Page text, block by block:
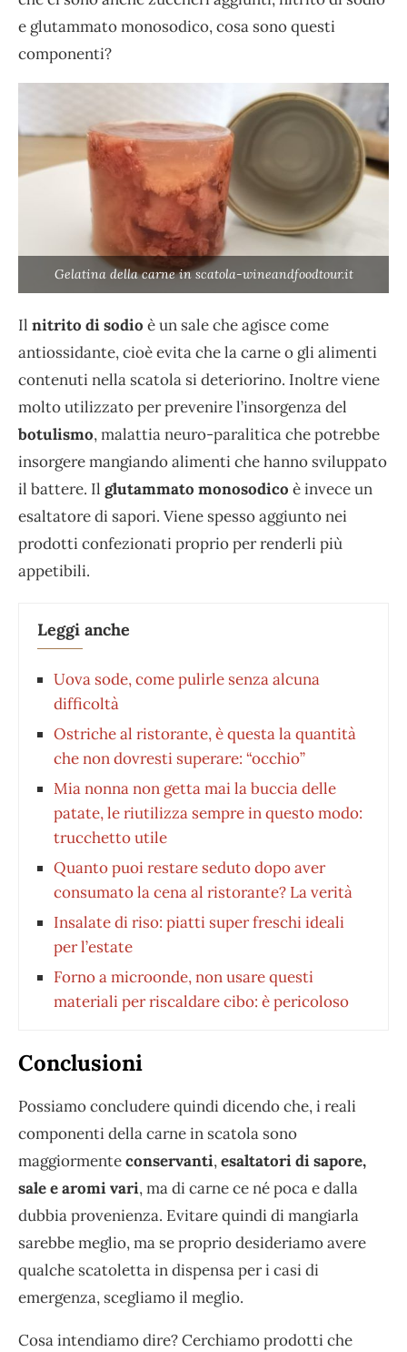
e glutammato monosodico, cosa sono questi
componenti?
Gelatina della carne in scatola-wineandfoodtour.it
Il nitrito di sodio è un sale che agisce come
antiossidante, cioè evita che la carne o gli alimenti
contenuti nella scatola si deteriorino. Inoltre viene
molto utilizzato per prevenire l’insorgenza del
botulismo, malattia neuro-paralitica che potrebbe
insorgere mangiando alimenti che hanno sviluppato
il battere. Il glutammato monosodico è invece un
esaltatore di sapori. Viene spesso aggiunto nei
prodotti confezionati proprio per renderli più
appetibili.
Leggi anche
Uova sode, come pulirle senza alcuna
difficoltà
Ostriche al ristorante, è questa la quantità
che non dovresti superare: “occhio”
Mia nonna non getta mai la buccia delle
patate, le riutilizza sempre in questo modo:
trucchetto utile
Quanto puoi restare seduto dopo aver
consumato la cena al ristorante? La verità
Insalate di riso: piatti super freschi ideali
per l’estate
Forno a microonde, non usare questi
materiali per riscaldare cibo: è pericoloso
Conclusioni
Possiamo concludere quindi dicendo che, i reali
componenti della carne in scatola sono
maggiormenteconservanti,esaltatori di sapore,
sale e aromi vari, ma di carne ce né poca e dalla
dubbia provenienza. Evitare quindi di mangiarla
sarebbe meglio, ma se proprio desideriamo avere
qualche scatoletta in dispensa per i casi di
emergenza, scegliamo il meglio.
Cosa intendiamo dire? Cerchiamo prodotti che